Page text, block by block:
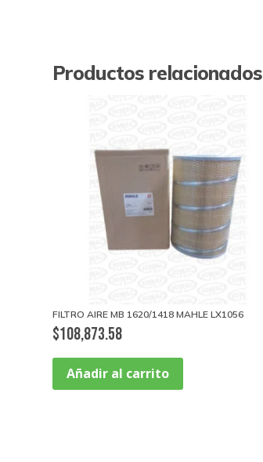
Productos relacionados
FILTRO AIRE MB 1620/1418 MAHLE LX1056
$108,873.58
Añadir al carrito